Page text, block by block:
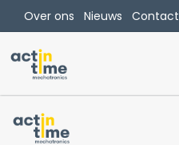
Overslaan naar inhoud
Over ons Nieuws Contact